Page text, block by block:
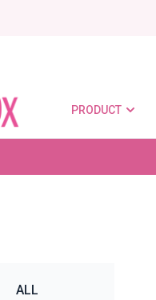
PRODUCT
ALL